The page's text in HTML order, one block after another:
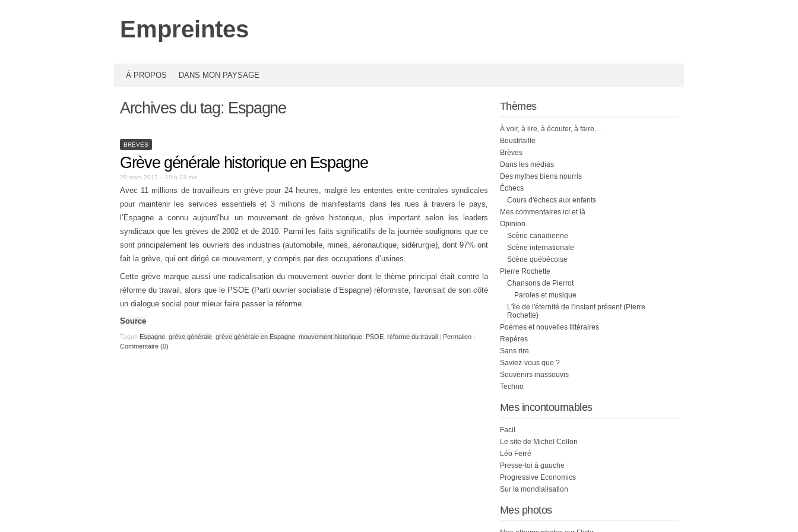
Empreintes
À PROPOS DANS MON PAYSAGE
Archives du tag: Espagne
BRÈVES
Grève générale historique en Espagne
29 mars 2012 – 19 h 23 min
Avec 11 millions de travailleurs en grève pour 24 heures, malgré les ententes entre centrales syndicales
pour maintenir les services essentiels et 3 millions de manifestants dans les rues à travers le pays,
l’Espagne a connu aujourd’hui un mouvement de grève historique, plus important selon les leaders
syndicaux que les grèves de 2002 et de 2010. Parmi les faits significatifs de la journée soulignons que ce
sont principalement les ouvriers des industries (automobile, mines, aéronautique, sidérurgie), dont 97% ont
fait la grève, qui ont dirigé ce mouvement, y compris par des occupations d’usines.
Cette grève marque aussi une radicalisation du mouvement ouvrier dont le thème principal était contre la
réforme du travail, alors que le PSOE (Parti ouvrier socialiste d’Espagne) réformiste, favorisait de son côté
un dialogue social pour mieux faire passer la réforme.
Source
Tagué Espagne grève générale grève générale en Espagne mouvement historique PSOE réforme du travail | Permalien |
Commentaire (0)
Thèmes
À voir, à lire, à écouter, à faire…
Boustifaille
Brèves
Dans les médias
Des mythes biens nourris
Échecs
Cours d'échecs aux enfants
Mes commentaires ici et là
Opinion
Scène canadienne
Scène internationale
Scène québécoise
Pierre Rochette
Chansons de Pierrot
Paroles et musique
L'île de l'éternité de l'instant présent (Pierre
Rochette)
Poèmes et nouvelles littéraires
Repères
Sans rire
Saviez-vous que ?
Souvenirs inassouvis
Techno
Mes incontournables
Facil
Le site de Michel Collon
Léo Ferré
Presse-toi à gauche
Progressive Economics
Sur la mondialisation
Mes photos